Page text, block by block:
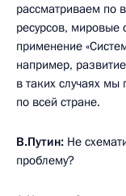
рассматриваем по
ресурсов, мировые
применение
например,
в таких случаях
по всей стране.
В.Путин: Не
проблему?